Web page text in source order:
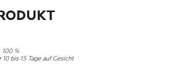
100 %
bis 15 Tage auf Gesicht